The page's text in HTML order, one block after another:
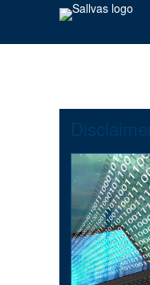
Aanbod
Verhuren
Taxeren
Adviseren
Beheren
Nieuws
Disclaimer